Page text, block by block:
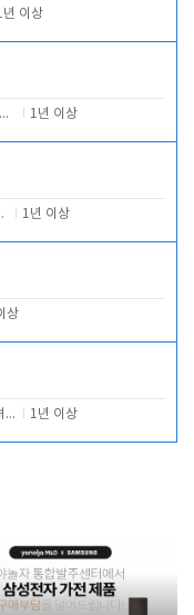
년 이상
호텔객실 및 공용시설 청소 관리 1년 이상
인, 객실판매) 1년 이상
상
베팅.,청소<<캐셔 모셔봅니다. 1년 이상